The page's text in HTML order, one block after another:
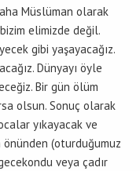
Müslüman olarak
elimizde değil.
gibi yaşayacağız.
Dünyayı öyle
Bir gün ölüm
olsun. Sonuç olarak
yıkayacak ve
(oturduğumuz
veya çadır